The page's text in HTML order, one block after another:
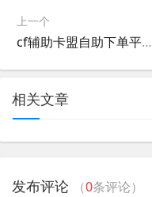
上一个
cf辅助卡盟自助下单平台（cf卡盟免费批量送永久的辅助）
相关文章
发布评论 （0条评论）